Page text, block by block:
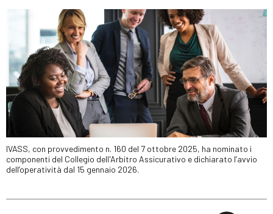
IVASS, con provvedimento n. 160 del 7 ottobre 2025, ha nominato i
componenti del Collegio dell'Arbitro Assicurativo e dichiarato l’avvio
dell’operatività dal 15 gennaio 2026.